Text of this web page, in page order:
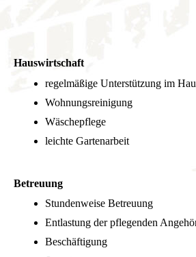
Hauswirtschaft
regelmäßige Unterstützung im
Wohnungsreinigung
Wäschepflege
leichte Gartenarbeit
Betreuung
Stundenweise Betreuung
Entlastung der pflegenden
Beschäftigung